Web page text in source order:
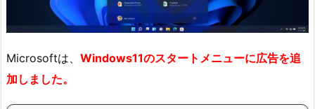
Microsoftは、 Windows11のスタートメニューに広告を追
加しました。